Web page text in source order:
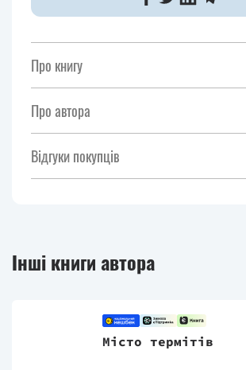
Про книгу
Про автора
Відгуки покупців
Інші книги автора
Місто термітів